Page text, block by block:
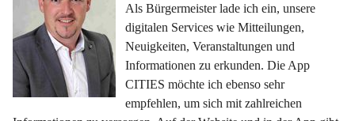
Als Bürgermeister lade ich ein, unsere
digitalen Services wie Mitteilungen,
Neuigkeiten, Veranstaltungen und
Informationen zu erkunden. Die App
CITIES möchte ich ebenso sehr
empfehlen, um sich mit zahlreichen